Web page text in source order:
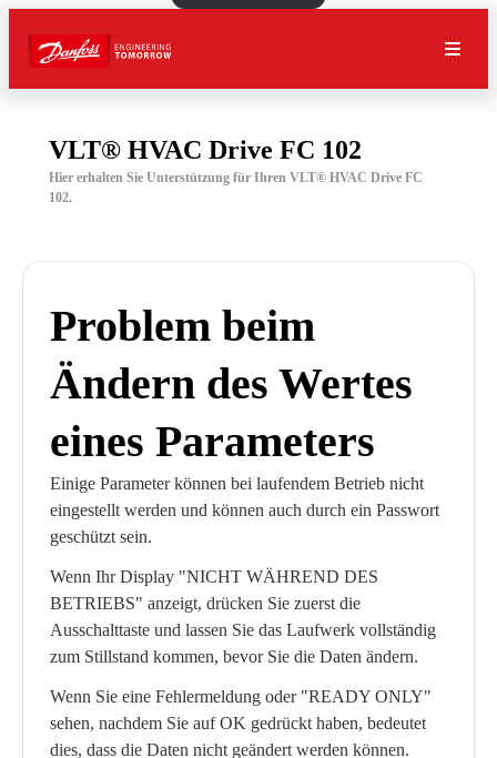
VLT® HVAC Drive FC 102
Hier erhalten Sie Unterstützung für Ihren VLT® HVAC Drive FC
102.
Problem beim
Ändern des Wertes
eines Parameters
Einige Parameter können bei laufendem Betrieb nicht
eingestellt werden und können auch durch ein Passwort
geschützt sein.
Wenn Ihr Display "NICHT WÄHREND DES
BETRIEBS" anzeigt, drücken Sie zuerst die
Ausschalttaste und lassen Sie das Laufwerk vollständig
zum Stillstand kommen, bevor Sie die Daten ändern.
Wenn Sie eine Fehlermeldung oder "READY ONLY"
sehen, nachdem Sie auf OK gedrückt haben, bedeutet
dies, dass die Daten nicht geändert werden können.